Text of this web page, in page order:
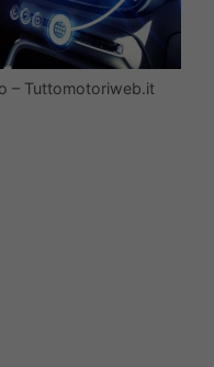
– Tuttomotoriweb.it